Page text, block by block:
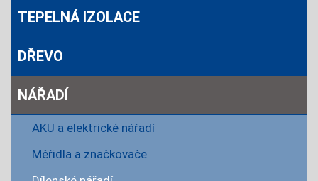
TEPELNÁ IZOLACE
DŘEVO
NÁŘADÍ
AKU a elektrické nářadí
Měřidla a značkovače